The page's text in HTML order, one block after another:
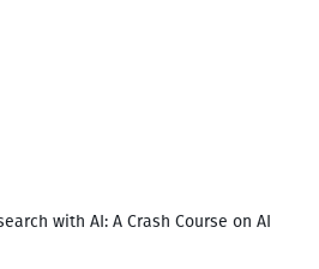
with AI: A Crash Course on AI